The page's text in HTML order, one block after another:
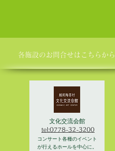
各施設の​お問合せはこちらから
文化交流会館
tel:0778-32-3200
コンサート各種のイベント
が行えるホールを中心に。